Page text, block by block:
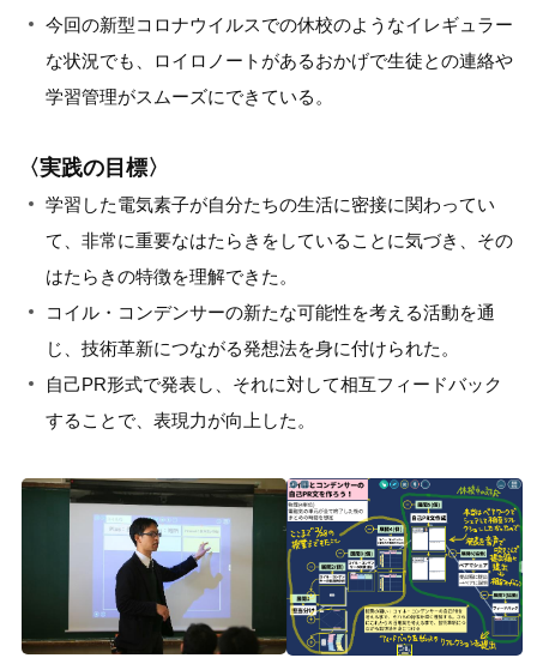
今回の新型コロナウイルスでの休校のようなイレギュラー
な状況でも、ロイロノートがあるおかげで生徒との連絡や
学習管理がスムーズにできている。
〈実践の目標〉
学習した電気素子が自分たちの生活に密接に関わってい
て、非常に重要なはたらきをしていることに気づき、その
はたらきの特徴を理解できた。
コイル・コンデンサーの新たな可能性を考える活動を通
じ、技術革新につながる発想法を身に付けられた。
自己PR形式で発表し、それに対して相互フィードバック
することで、表現力が向上した。